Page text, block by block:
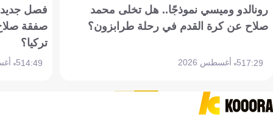
رونالدو وميسي نموذجًا.. هل تخلى محمد
صلاح عن كرة القدم في رحلة طرابزون؟
17:295 أغسطس 2026
فصل جديد
صفقة
تركيا؟
14:495 أغسطس 2026